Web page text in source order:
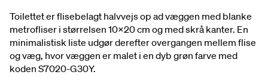
Toilettet er flisebelagt halvvejs op ad væggen med blanke
metrofliser i størrelsen 10×20 cm og med skrå kanter. En
minimalistisk liste udgør derefter overgangen mellem flise
og væg, hvor væggen er malet i en dyb grøn farve med
koden S7020-G30Y.